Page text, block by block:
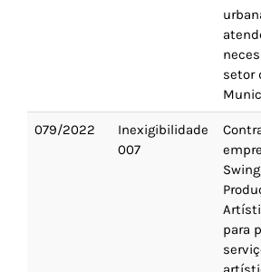
setor
079/2022
Inexigibilidade
007
para